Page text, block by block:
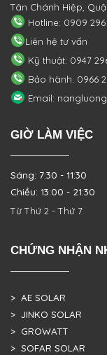
Tân Chánh Hiệp,
Hotline: 0909
Liên hệ tư vấn
Kỹ thuật: 0947
Bảo hành: 0966
Email:
GIỜ LÀM VIỆC
Sáng: 7:30 - 11:30
Chiều: 13:00 - 21:30
Từ Thứ 2 - Thứ 7
CHỨNG NHẬN
> AE SOLAR
> JINKO SOLAR
> GROWATT
> SOFAR SOLAR